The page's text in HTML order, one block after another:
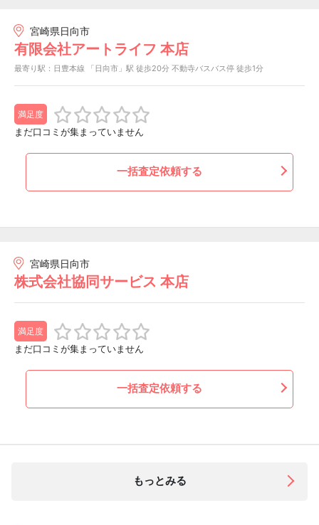
宮崎県日向市
有限会社アートライフ 本店
最寄り駅：日豊本線 「日向市」駅 徒歩20分 不動寺バスバス停 徒歩1分
満足度
まだ口コミが集まっていません
一括査定依頼する
宮崎県日向市
株式会社協同サービス 本店
満足度
まだ口コミが集まっていません
一括査定依頼する
もっとみる